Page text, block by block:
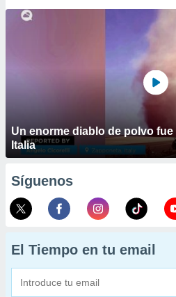
Un enorme diablo de polvo
Italia
Síguenos
El Tiempo en tu email